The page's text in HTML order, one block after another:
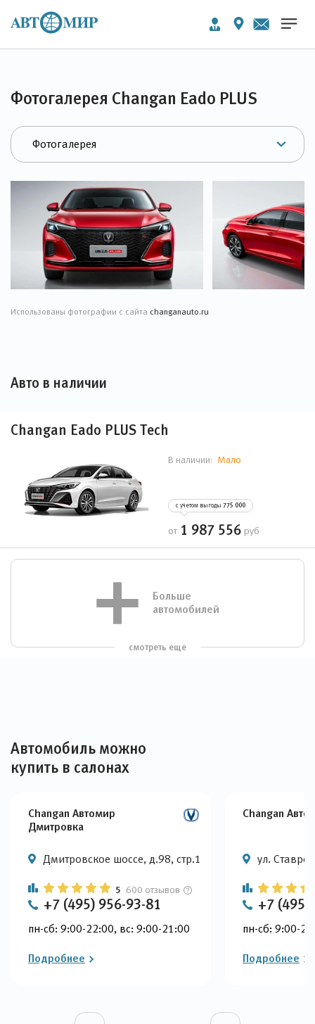
Фотогалерея Changan Eado PLUS
Использованы фотографии с сайта changanauto.ru
Авто в наличии
Changan Eado PLUS Tech
В наличии: Мало
с учетом выгоды 775 000
от 1 987 556 руб
Больше
автомобилей
смотреть еще
Автомобиль можно
купить в салонах
Changan Автомир
Дмитровка
Дмитровское шоссе, д.98, стр.1
5 600 отзывов
+7 (495) 956-93-81
пн-сб: 9:00-22:00, вс: 9:00-21:00
Подробнее
Changan
ул.
+7 (495)
пн-сб: 9:00-
Подробнее